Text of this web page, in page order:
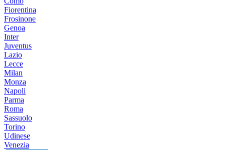
Fiorentina
Frosinone
Genoa
Inter
Juventus
Lazio
Lecce
Milan
Monza
Napoli
Parma
Roma
Sassuolo
Torino
Udinese
Venezia